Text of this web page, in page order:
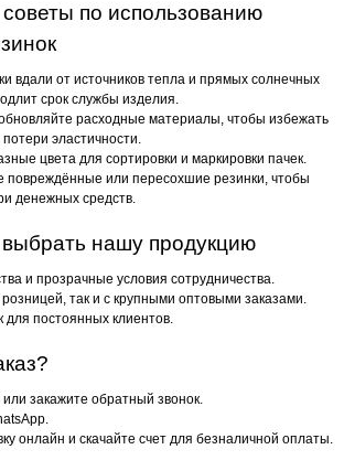
по использованию
вдали от источников тепла и прямых солнечных
срок службы изделия.
расходные материалы, чтобы избежать
эластичности.
цвета для сортировки и маркировки пачек.
повреждённые или пересохшие резинки, чтобы
денежных средств.
нашу продукцию
и прозрачные условия сотрудничества.
розницей, так и с крупными оптовыми заказами.
для постоянных клиентов.
закажите обратный звонок.
онлайн и скачайте счет для безналичной оплаты.